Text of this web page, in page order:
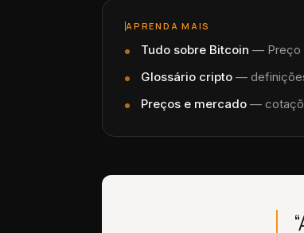
APRENDA MAIS
Tudo sobre Bitcoin — Preço
Glossário cripto —
Preços e mercado —